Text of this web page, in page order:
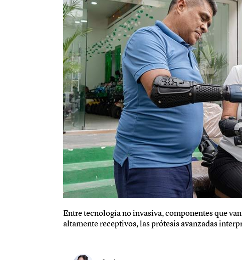
Entre tecnología no invasiva, componentes que
altamente receptivos, las prótesis avanzadas